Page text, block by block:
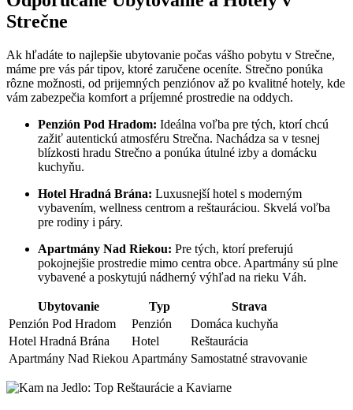
Strečne
Ak hľadáte to najlepšie ubytovanie počas vášho pobytu v Strečne,
máme pre vás pár tipov, ktoré zaručene oceníte. Strečno ponúka
rôzne možnosti, od prijemných penziónov až po kvalitné hotely, kde
vám zabezpečia komfort a príjemné prostredie na oddych.
Penzión Pod Hradom: Ideálna voľba pre tých, ktorí chcú
zažiť autentickú atmosféru Strečna. Nachádza sa v tesnej
blízkosti hradu Strečno a ponúka útulné izby a domácku
kuchyňu.
Hotel Hradná Brána: Luxusnejší hotel s moderným
vybavením, wellness centrom a reštauráciou. Skvelá voľba
pre rodiny i páry.
Apartmány Nad Riekou: Pre tých, ktorí preferujú
pokojnejšie prostredie mimo centra obce. Apartmány sú plne
vybavené a poskytujú nádherný výhľad na rieku Váh.
Ubytovanie Typ
Strava
Penzión Pod Hradom
Penzión
Domáca kuchyňa
Hotel Hradná Brána
Hotel
Reštaurácia
Apartmány Nad Riekou Apartmány Samostatné stravovanie